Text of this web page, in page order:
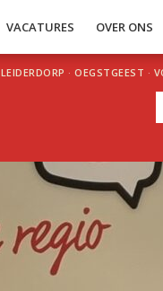
VACATURES OVER ONS
LEIDERDORP · OEGSTGEEST ·